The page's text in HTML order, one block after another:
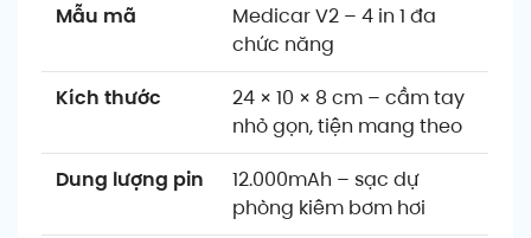
Mẫu mã
Medicar V2 – 4 in 1 đa
chức năng
Kích thước
24 × 10 × 8 cm – cầm tay
nhỏ gọn, tiện mang theo
Dung lượng pin
12.000mAh – sạc dự
phòng kiêm bơm hơi